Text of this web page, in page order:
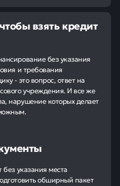
взять кредит
без указания
и требования
- это вопрос, ответ на
учреждения. И все же
нарушение которых делает
указания места
обширный пакет